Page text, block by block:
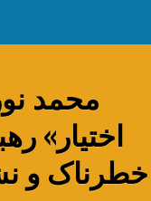
محمد
اختیار»
خطرناک و